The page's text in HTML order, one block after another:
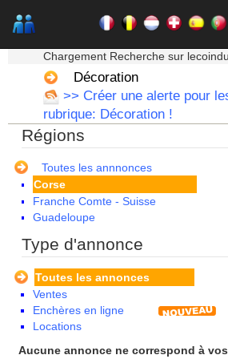
Chargement Recherche sur
Décoration
>> Créer une alerte pour
rubrique: Décoration !
Régions
Toutes les annnonces
Alsace
Aquitaine
Auvergne
Basse Normandie
Bourgogne
Bretagne
Centre
Champagne Ardenne
Corse
Franche Comte - Suisse
Guadeloupe
Haute Normandie
Ile de France
La Réunion
Languedoc Roussillon
Limousin
Lorraine
Martinique
Type d'annonce
Toutes les annonces
Ventes
Enchères en ligne
Locations
Aucune annonce ne correspond à